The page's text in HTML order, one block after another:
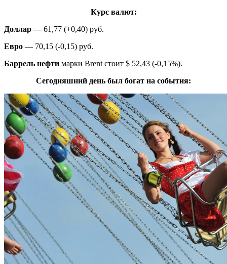
Курс валют:
Доллар — 61,77 (+0,40) руб.
Евро — 70,15 (-0,15) руб.
Баррель нефти марки Brent стоит $ 52,43 (-0,15%).
Сегодняшний день был богат на события: